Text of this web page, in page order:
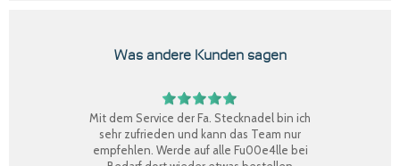
Was andere Kunden sagen
Mit dem Service der Fa. Stecknadel bin ich
sehr zufrieden und kann das Team nur
empfehlen. Werde auf alle Fu00e4lle bei